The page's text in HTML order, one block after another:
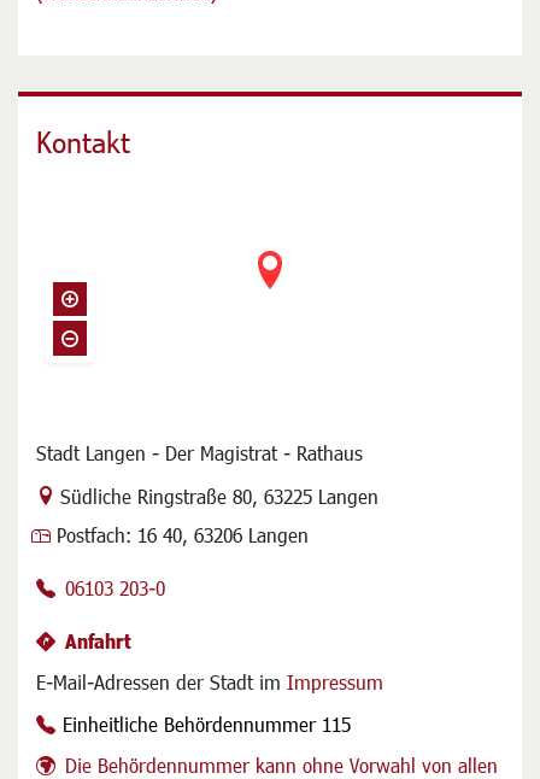
Kontakt
Stadt Langen - Der Magistrat - Rathaus
Link zur Google-Maps Navigation
Südliche Ringstraße 80, 63225 Langen
Postfach: 16 40, 63206 Langen
06103 203-0
Anfahrt
E-Mail-Adressen der Stadt im Impressum
Einheitliche Behördennummer 115
Die Behördennummer kann ohne Vorwahl von allen